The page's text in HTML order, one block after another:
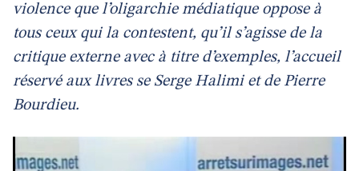
violence que l’oligarchie médiatique oppose à
tous ceux qui la contestent, qu’il s’agisse de la
critique externe avec à titre d’exemples, l’accueil
réservé aux livres se Serge Halimi et de Pierre
Bourdieu.